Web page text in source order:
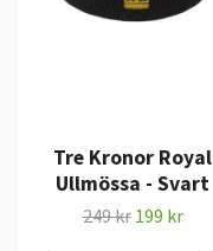
Tre Kronor Royal
Ullmössa - Svart
249 kr 199 kr